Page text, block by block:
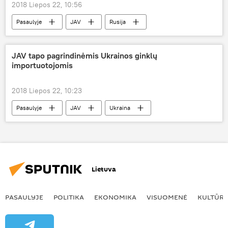
2018 Liepos 22, 10:56
Pasaulyje JAV
Rusija
Vladimiras Putinas
Donaldas Trampas
Pentagonas
JAV tapo pagrindinėmis Ukrainos ginklų
importuotojomis
2018 Liepos 22, 10:23
Pasaulyje JAV
Ukraina
ginklai
Lietuva
PASAULYJE POLITIKA EKONOMIKA VISUOMENĖ KULTŪRA